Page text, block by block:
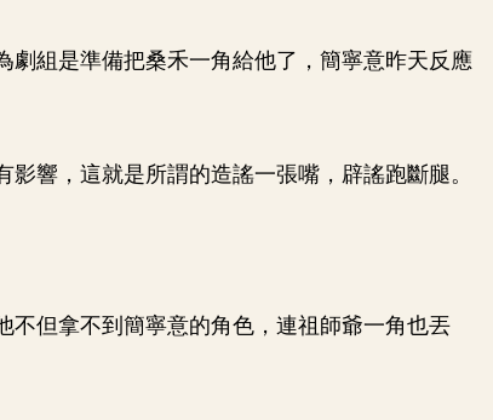
組是準備把桑禾一角給他了，簡寧意昨天反應
響，這就是所謂的造謠一張嘴，辟謠跑斷腿。
但拿不到簡寧意的角色，連祖師爺一角也丟